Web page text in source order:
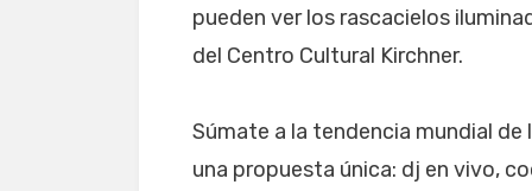
pueden ver los rascacielos
del Centro Cultural Kirchner.
Súmate a la tendencia mundial de
una propuesta única: dj en vivo,